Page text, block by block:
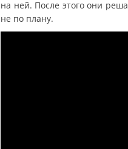
на ней. После этого они
не по плану.